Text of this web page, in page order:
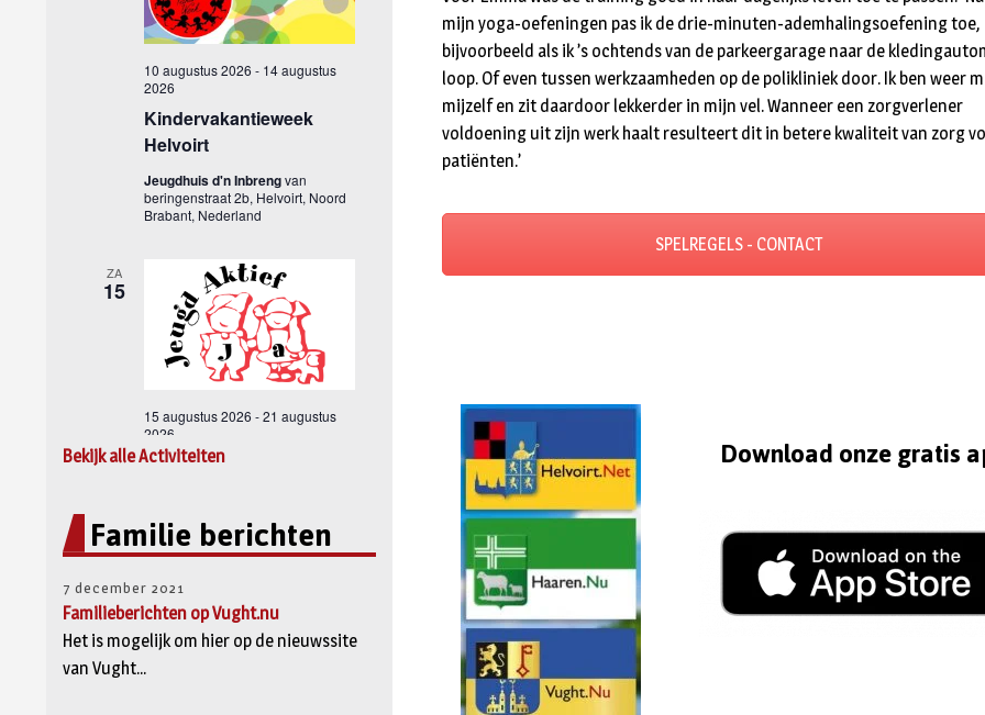
Bekijk alle Activiteiten
Familie berichten
7 december 2021
Familieberichten op Vught.nu
Het is mogelijk om hier op de nieuwssite
van Vught...
mijn yoga-oefeningen pas ik de drie-minuten-ademhalingsoefening toe,
bijvoorbeeld als ik ’s ochtends van de parkeergarage naar de
loop. Of even tussen werkzaamheden op de polikliniek door. Ik ben weer
mijzelf en zit daardoor lekkerder in mijn vel. Wanneer een zorgverlener
voldoening uit zijn werk haalt resulteert dit in betere kwaliteit van zorg
patiënten.’
SPELREGELS - CONTACT
Download onze gratis